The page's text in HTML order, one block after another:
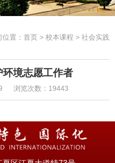
位置： 首页> 校本课程 > 社会实践
境志愿工作者
浏览次数：19443